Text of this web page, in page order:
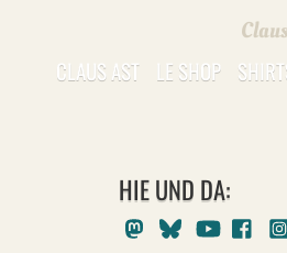
CLAUS AST LE SHOP
HIE UND DA:
MastodonBlueskyYoutube